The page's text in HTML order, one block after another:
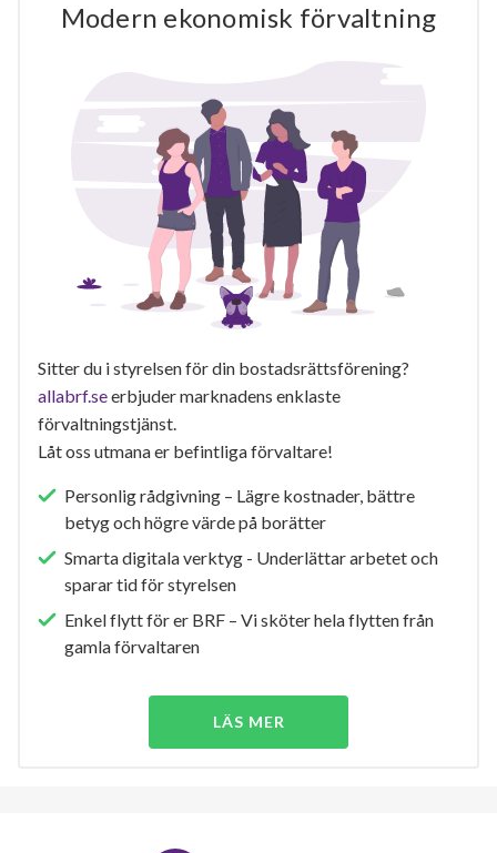
Modern ekonomisk förvaltning
Sitter du i styrelsen för din bostadsrättsförening?
allabrf.seerbjuder marknadens enklaste
förvaltningstjänst.
Låt oss utmana er befintliga förvaltare!
Personlig rådgivning – Lägre kostnader, bättre
betyg och högre värde på borätter
Smarta digitala verktyg - Underlättar arbetet och
sparar tid för styrelsen
Enkel flytt för er BRF – Vi sköter hela flytten från
gamla förvaltaren
LÄS MER